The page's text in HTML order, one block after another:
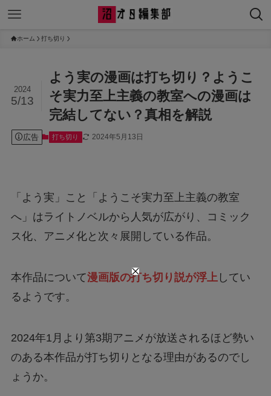
ホーム 打ち切り
よう実の漫画は打ち切り？ようこ
そ実力至上主義の教室への漫画は
完結してない？真相を解説
2024
5/13
広告 打ち切り 2024年5月13日
「よう実」こと「ようこそ実力至上主義の教室
へ」はライトノベルから人気が広がり、コミック
ス化、アニメ化と次々展開している作品。
本作品について漫画版の打ち切り説が浮上してい
るようです。
2024年1月より第3期アニメが放送されるほど勢い
のある本作品が打ち切りとなる理由があるのでし
ょうか。